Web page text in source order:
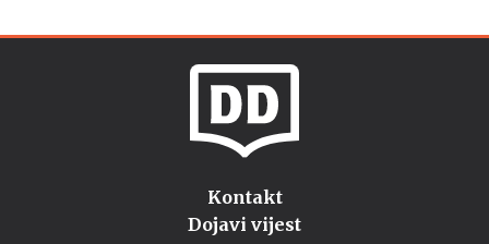
Kontakt
Dojavi vijest